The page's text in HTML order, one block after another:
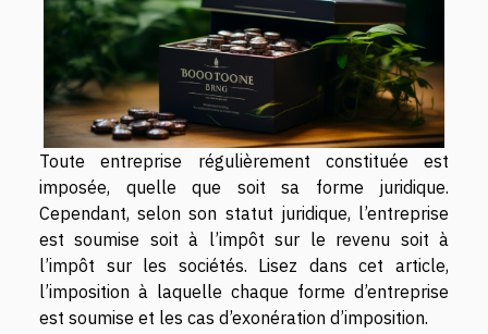
Toute entreprise régulièrement constituée est
imposée, quelle que soit sa forme juridique.
Cependant, selon son statut juridique, l’entreprise
est soumise soit à l’impôt sur le revenu soit à
l’impôt sur les sociétés. Lisez dans cet article,
l’imposition à laquelle chaque forme d’entreprise
est soumise et les cas d’exonération d’imposition.